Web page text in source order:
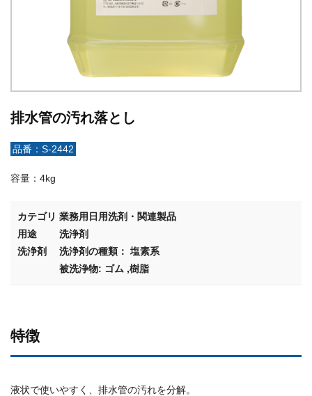
排水管の汚れ落とし
品番：S-2442
容量：4kg
カテゴリ 業務用日用洗剤・関連製品
用途
洗浄剤
洗浄剤
洗浄剤の種類： 塩素系
被洗浄物: ゴム ,樹脂
特徴
液状で使いやすく、排水管の汚れを分解。